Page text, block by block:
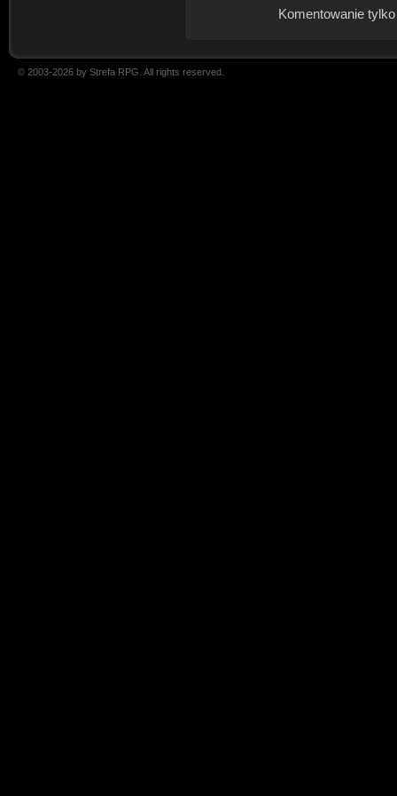
Komentowanie
© 2003-2026 by Strefa RPG. All rights reserved.